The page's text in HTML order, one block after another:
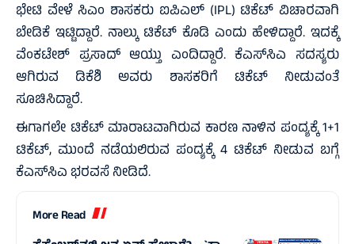
ಭೇಟಿ ವೇಳೆ ಸಿಎಂ ಶಾಸಕರು ಐಪಿಎಲ್‌ (IPL) ಟಿಕೆಟ್‌ ವಿಚಾರವಾಗಿ
ಬೇಡಿಕೆ ಇಟ್ಟಿದ್ದಾರೆ. ನಾಲ್ಕು ಟಿಕೆಟ್‌ ಕೊಡಿ ಎಂದು ಹೇಳಿದ್ದಾರೆ. ಇದಕ್ಕೆ
ವೆಂಕಟೇಶ್‌ ಪ್ರಸಾದ್‌ ಆಯ್ತು ಎಂದಿದ್ದಾರೆ. ಕೆಎಸ್‌ಸಿಎ ಸದಸ್ಯರು
ಆಗಿರುವ ಡಿಕೆಶಿ ಅವರು ಶಾಸಕರಿಗೆ ಟಿಕೆಟ್‌ ನೀಡುವಂತೆ
ಸೂಚಿಸಿದ್ದಾರೆ.
ಈಗಾಗಲೇ ಟಿಕೆಟ್‌ ಮಾರಾಟವಾಗಿರುವ ಕಾರಣ ನಾಳಿನ ಪಂದ್ಯಕ್ಕೆ 1+1
ಟಿಕೆಟ್‌, ಮುಂದೆ ನಡೆಯಲಿರುವ ಪಂದ್ಯಕ್ಕೆ 4 ಟಿಕೆಟ್‌ ನೀಡುವ ಬಗ್ಗೆ
ಕೆಎಸ್‌ಸಿಎ ಭರವಸೆ ನೀಡಿದೆ.
More Read